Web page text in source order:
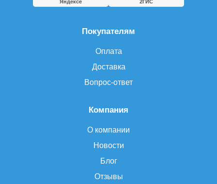
Компания
О компании
Новости
Блог
Отзывы
Покупателям
Оплата
Доставка
Вопрос-ответ
Яндексе
2ГИС